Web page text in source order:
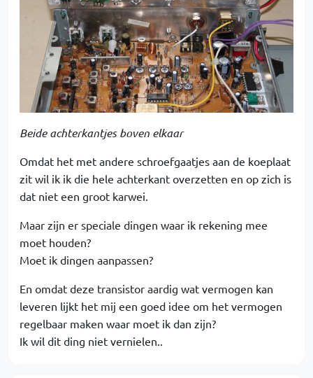
Beide achterkantjes boven elkaar
Omdat het met andere schroefgaatjes aan de koeplaat
zit wil ik ik die hele achterkant overzetten en op zich is
dat niet een groot karwei.
Maar zijn er speciale dingen waar ik rekening mee
moet houden?
Moet ik dingen aanpassen?
En omdat deze transistor aardig wat vermogen kan
leveren lijkt het mij een goed idee om het vermogen
regelbaar maken waar moet ik dan zijn?
Ik wil dit ding niet vernielen..